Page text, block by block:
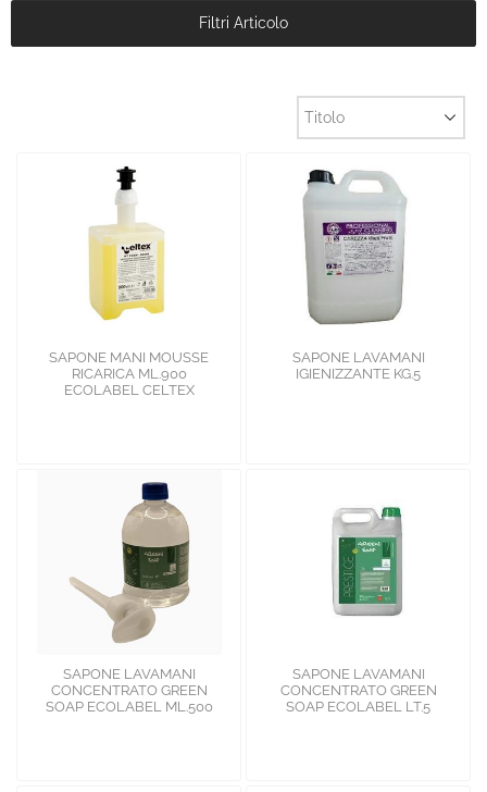
Filtri Articolo
SAPONE MANI MOUSSE
RICARICA ML.900
ECOLABEL CELTEX
SAPONE LAVAMANI
IGIENIZZANTE KG.5
SAPONE LAVAMANI
CONCENTRATO GREEN
SOAP ECOLABEL ML.500
SAPONE LAVAMANI
CONCENTRATO GREEN
SOAP ECOLABEL LT.5